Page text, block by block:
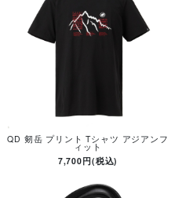
QD 剱岳 プリント Tシャツ アジアンフ
ィット
7,700円(税込)